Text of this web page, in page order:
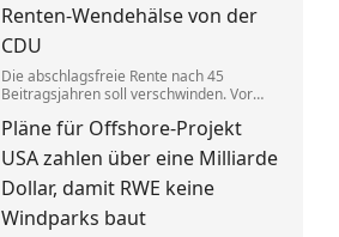
dürften so kaum noch zu erreichen sein.
Renten-Wendehälse von der
CDU
Die abschlagsfreie Rente nach 45
Beitragsjahren soll verschwinden. Vor
Dabei vertraten die CDU-
Ministerpräsidenten noch vor Kurzem
das Gegenteil dessen, was sie jetzt
sagen.
Pläne für Offshore-Projekt
USA zahlen über eine Milliarde
Dollar, damit RWE keine
Windparks baut